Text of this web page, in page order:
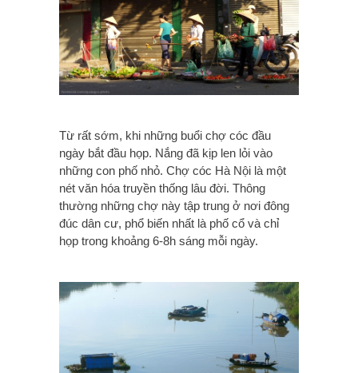
Từ rất sớm, khi những buổi chợ cóc đầu
ngày bắt đầu họp. Nắng đã kịp len lỏi vào
những con phố nhỏ. Chợ cóc Hà Nội là một
nét văn hóa truyền thống lâu đời. Thông
thường những chợ này tập trung ở nơi đông
đúc dân cư, phổ biến nhất là phố cổ và chỉ
họp trong khoảng 6-8h sáng mỗi ngày.